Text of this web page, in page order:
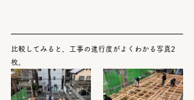
比較してみると、工事の進行度がよくわかる写真2
枚。